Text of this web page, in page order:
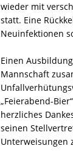
wieder mit
statt. Eine
Neuinfektionen
Einen
Mannschaft
„Feierabend-
herzliches
seinen
Unterweisungen